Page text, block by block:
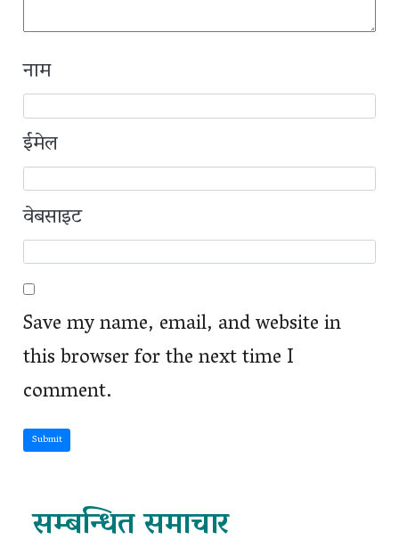
नाम
ईमेल
वेबसाइट
Save my name, email, and website in
this browser for the next time I
comment.
Submit
सम्बन्धित समाचार